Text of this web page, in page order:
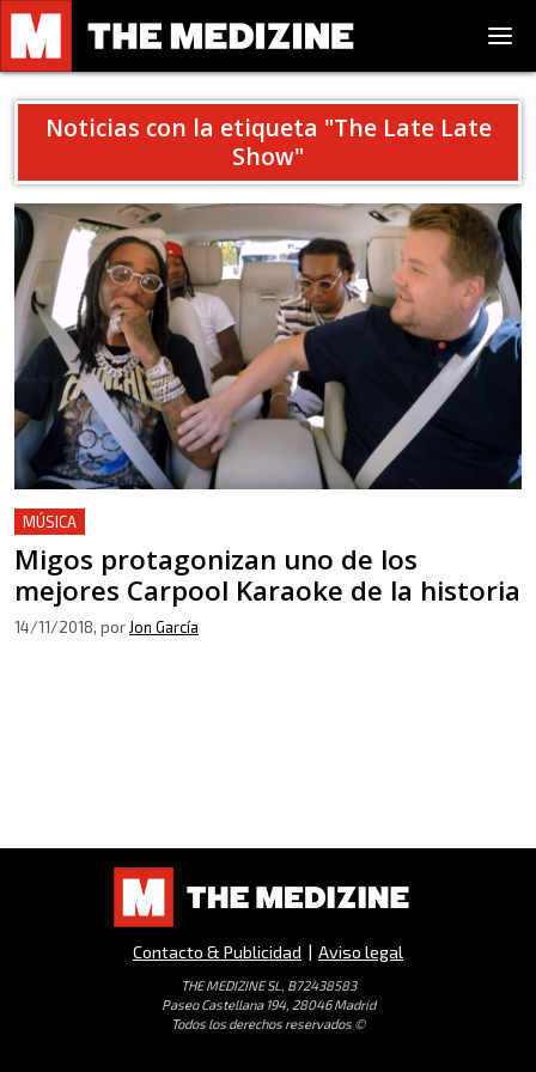
Noticias con la etiqueta "The Late Late
Show"
MÚSICA
Migos protagonizan uno de los
mejores Carpool Karaoke de la historia
14/11/2018, por Jon García
Contacto & Publicidad | Aviso legal
THE MEDIZINE SL, B72438583
Paseo Castellana 194, 28046 Madrid
Todos los derechos reservados ©